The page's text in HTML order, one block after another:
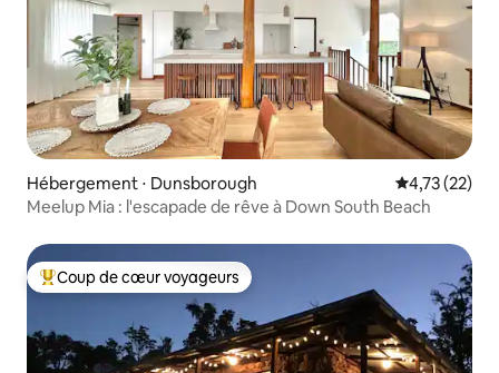
Hébergement ⋅ Dunsborough Évaluation
4,73 (22)
Meelup Mia : l'escapade de rêve à Down South Beach
Coups de cœur voyageurs les plus appréciés
Coup de cœur voyageurs